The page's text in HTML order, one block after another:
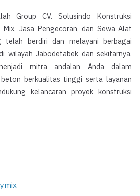
Group CV. Solusindo Konstruksi
Jasa Pengecoran, dan Sewa Alat
telah berdiri dan melayani berbagai
wilayah Jabodetabek dan sekitarnya.
mitra andalan Anda dalam
berkualitas tinggi serta layanan
kelancaran proyek konstruksi